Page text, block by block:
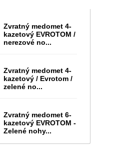
Zvratný medomet 4-
kazetový EVROTOM /
nerezové no...
Zvratný medomet 4-
kazetový / Evrotom /
zelené no...
Zvratný medomet 6-
kazetový EVROTOM -
Zelené nohy...